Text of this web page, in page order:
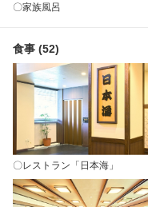
〇家族風呂
食事 (52)
〇レストラン「日本海」